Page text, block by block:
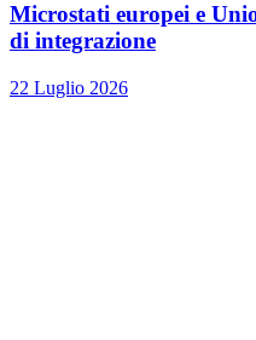
Microstati europei e
di integrazione
22 Luglio 2026